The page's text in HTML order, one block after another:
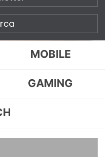
MOBILE
GAMING